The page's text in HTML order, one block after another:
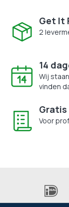
Get It
2
14
Wij
vinden
Voor